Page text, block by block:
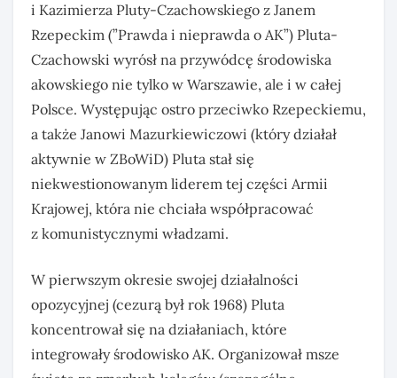
i Kazimierza Pluty-Czachowskiego z Janem
Rzepeckim (”Prawda i nieprawda o AK”) Pluta-
Czachowski wyrósł na przywódcę środowiska
akowskiego nie tylko w Warszawie, ale i w całej
Polsce. Występując ostro przeciwko Rzepeckiemu,
a także Janowi Mazurkiewiczowi (który działał
aktywnie w ZBoWiD) Pluta stał się
niekwestionowanym liderem tej części Armii
Krajowej, która nie chciała współpracować
z komunistycznymi władzami.
W pierwszym okresie swojej działalności
opozycyjnej (cezurą był rok 1968) Pluta
koncentrował się na działaniach, które
integrowały środowisko AK. Organizował msze